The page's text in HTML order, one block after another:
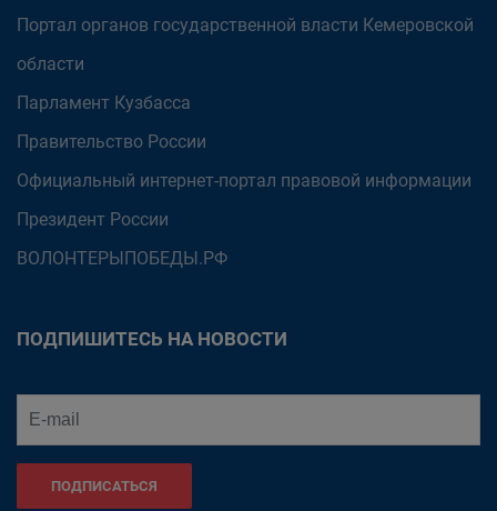
Портал органов государственной власти Кемеровской
области
Парламент Кузбасса
Правительство России
Официальный интернет-портал правовой информации
Президент России
ВОЛОНТЕРЫПОБЕДЫ.РФ
ПОДПИШИТЕСЬ НА НОВОСТИ
ПОДПИСАТЬСЯ